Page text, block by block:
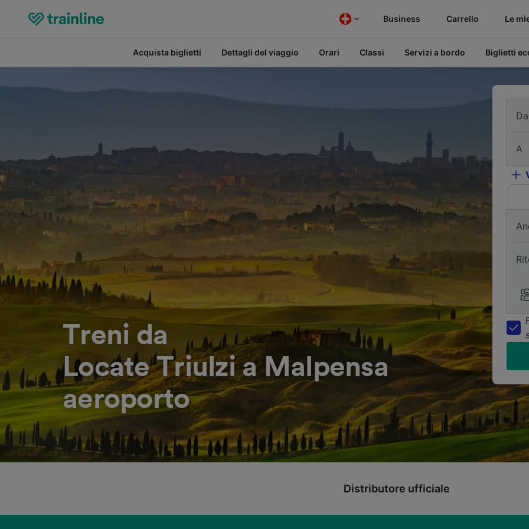
Business Carrello Le
Acquista biglietti Dettagli del viaggio Orari Classi Servizi a bordo Biglietti
Treni da
Locate Triulzi a Malpensa
aeroporto
Da
A
Distributore ufficiale